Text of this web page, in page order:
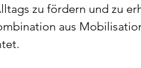
zu fördern und zu
aus